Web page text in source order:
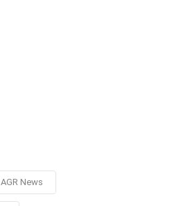
AGR News